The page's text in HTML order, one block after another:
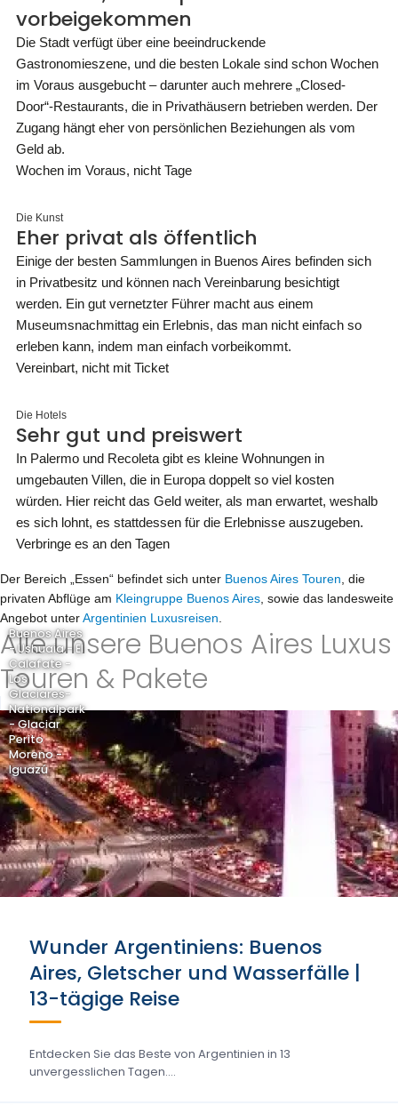
vorbeigekommen
Die Stadt verfügt über eine beeindruckende
Gastronomieszene, und die besten Lokale sind schon Wochen
im Voraus ausgebucht – darunter auch mehrere „Closed-
Door“-Restaurants, die in Privathäusern betrieben werden. Der
Zugang hängt eher von persönlichen Beziehungen als vom
Geld ab.
Wochen im Voraus, nicht Tage
Die Kunst
Eher privat als öffentlich
Einige der besten Sammlungen in Buenos Aires befinden sich
in Privatbesitz und können nach Vereinbarung besichtigt
werden. Ein gut vernetzter Führer macht aus einem
Museumsnachmittag ein Erlebnis, das man nicht einfach so
erleben kann, indem man einfach vorbeikommt.
Vereinbart, nicht mit Ticket
Die Hotels
Sehr gut und preiswert
In Palermo und Recoleta gibt es kleine Wohnungen in
umgebauten Villen, die in Europa doppelt so viel kosten
würden. Hier reicht das Geld weiter, als man erwartet, weshalb
es sich lohnt, es stattdessen für die Erlebnisse auszugeben.
Verbringe es an den Tagen
Der Bereich „Essen“ befindet sich unter Buenos Aires Touren , die
privaten Abflüge am Kleingruppe Buenos Aires , sowie das landesweite
Angebot unterArgentinien Luxusreisen
Alle unsere Buenos Aires Luxus
Touren & Pakete
Buenos Aires
- Ushuaia - El
Calafate -
Los
Glaciares-
Nationalpark
- Glaciar
Perito
Moreno -
Iguazú
Wunder Argentiniens: Buenos
Aires, Gletscher und Wasserfälle |
13-tägige Reise
Entdecken Sie das Beste von Argentinien in 13
unvergesslichen Tagen....